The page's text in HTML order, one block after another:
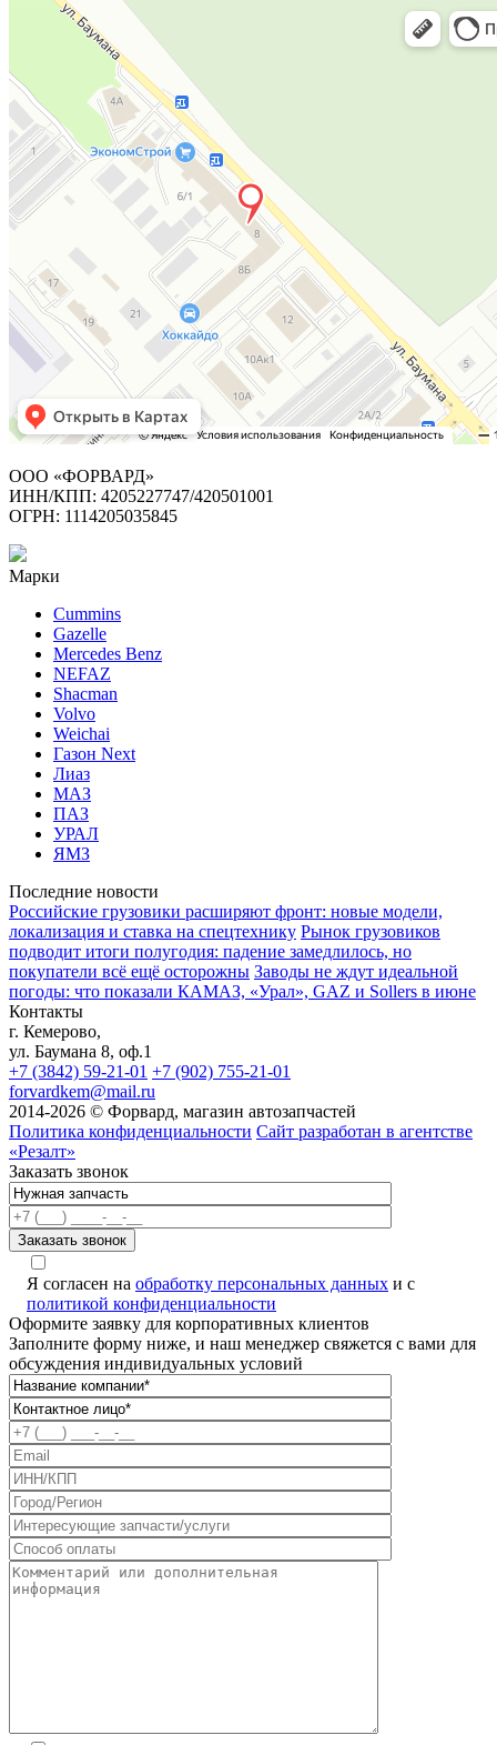
ООО «ФОРВАРД»
ИНН/КПП: 4205227747/420501001
ОГРН: 1114205035845
Марки
Cummins
Gazelle
Mercedes Benz
NEFAZ
Shacman
Volvo
Weichai
Газон Next
Лиаз
МАЗ
ПАЗ
УРАЛ
ЯМЗ
Последние новости
Российские грузовики расширяют фронт: новые модели,
локализация и ставка на спецтехнику Рынок грузовиков
подводит итоги полугодия: падение замедлилось, но
покупатели всё ещё осторожны Заводы не ждут идеальной
погоды: что показали КАМАЗ, «Урал», GAZ и Sollers в июне
Контакты
г. Кемерово,
ул. Баумана 8, оф.1
+7 (3842) 59-21-01 +7 (902) 755-21-01
forvardkem@mail.ru
2014-2026 © Форвард, магазин автозапчастей
Политика конфиденциальности Сайт разработан в агентстве
«Резалт»
Заказать звонок
Я согласен на обработку персональных данных и с
политикой конфиденциальности
Оформите заявку для корпоративных клиентов
Заполните форму ниже, и наш менеджер свяжется с вами для
обсуждения индивидуальных условий